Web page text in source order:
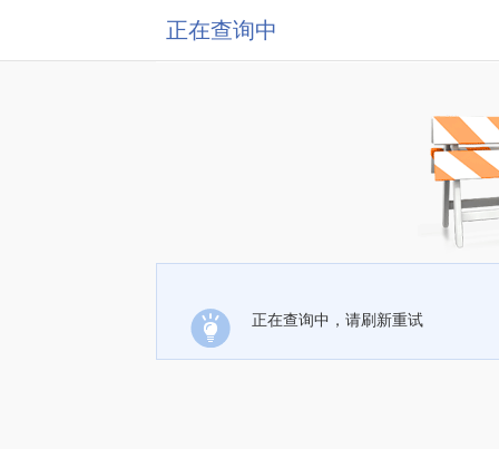
正在查询中
正在查询中，请刷新重试